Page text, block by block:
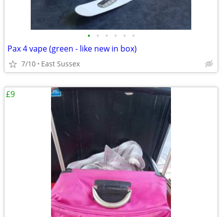
• • • • • •
Pax 4 vape (green - like new in box)
7/10 East Sussex
£9